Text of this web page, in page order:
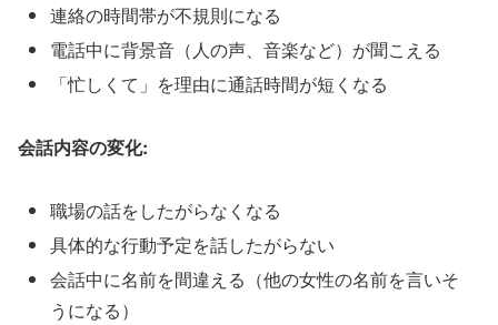
連絡の時間帯が不規則になる
電話中に背景音（人の声、音楽など）が聞こえる
「忙しくて」を理由に通話時間が短くなる
会話内容の変化:
職場の話をしたがらなくなる
具体的な行動予定を話したがらない
会話中に名前を間違える（他の女性の名前を言いそ
うになる）